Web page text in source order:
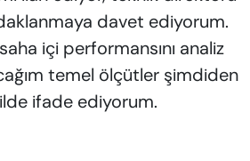
davet ediyorum.
içi performansını analiz
temel ölçütler şimdiden
ifade ediyorum.
HABERLERİ